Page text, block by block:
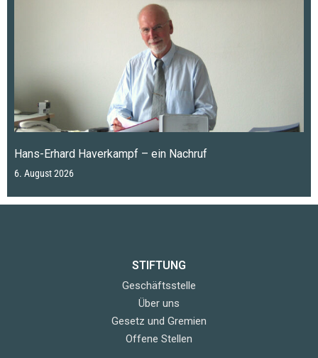
Hans-Erhard Haverkampf – ein Nachruf
6. August 2026
STIFTUNG
Geschäftsstelle
Über uns
Gesetz und Gremien
Offene Stellen